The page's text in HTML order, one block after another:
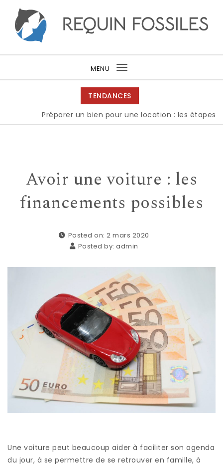
MENU
Toggle
navigation
TENDANCES
Préparer un bien pour une location : les étapes
Avoir une voiture : les
financements possibles
Posted on: 2 mars 2020
Posted by:admin
Une voiture peut beaucoup aider à faciliter son agenda
du jour, à se permettre de se retrouver en famille, à